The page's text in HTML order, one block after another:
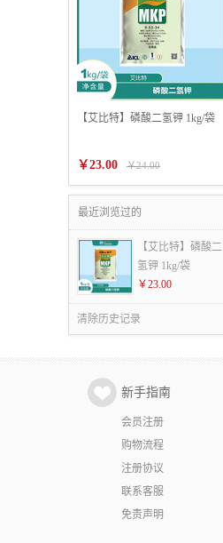
【艾比特】磷酸二氢钾 1kg/袋
￥23.00 ￥24.00
最近浏览过的
【艾比特】磷酸二
氢钾 1kg/袋
￥23.00
清除历史记录
新手指南
会员注册
购物流程
注册协议
联系客服
免责声明